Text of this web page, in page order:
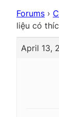
Forums ›
liệu có
April 13,